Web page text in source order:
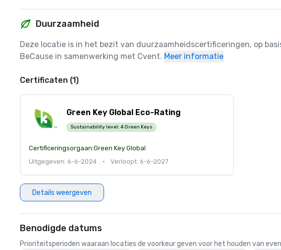
Duurzaamheid
Deze locatie is in het bezit van duurzaamheidscertificeringen, op
BeCause in samenwerking met Cvent. Meer informatie
Certificaten (1)
Green Key Global Eco-Rating
Sustainability level: 4 Green Keys
Certificeringsorgaan:Green Key Global
Uitgegeven: 6-6-2024
• Verloopt: 6-6-2027
Details weergeven
Benodigde datums
Prioriteitsperioden waaraan locaties de voorkeur geven voor het houden van